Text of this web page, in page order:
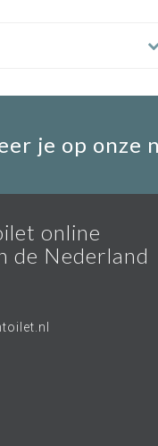
je op onze
online
de Nederland